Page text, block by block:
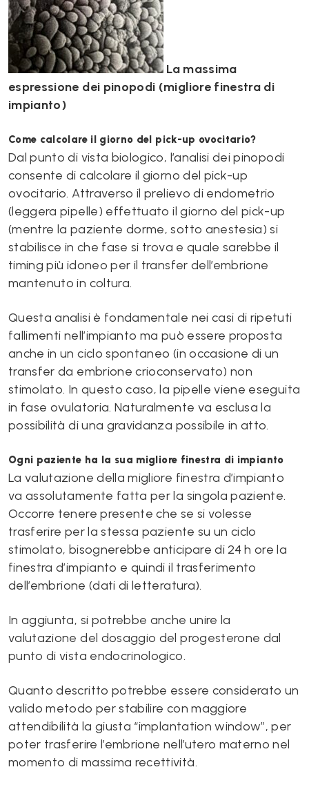
La massima
espressione dei pinopodi (migliore finestra di
impianto)
Come calcolare il giorno del pick-up ovocitario?
Dal punto di vista biologico, l’analisi dei pinopodi
consente di calcolare il giorno del pick-up
ovocitario. Attraverso il prelievo di endometrio
(leggera pipelle) effettuato il giorno del pick-up
(mentre la paziente dorme, sotto anestesia) si
stabilisce in che fase si trova e quale sarebbe il
timing più idoneo per il transfer dell’embrione
mantenuto in coltura.
Questa analisi è fondamentale nei casi di ripetuti
fallimenti nell’impianto ma può essere proposta
anche in un ciclo spontaneo (in occasione di un
transfer da embrione crioconservato) non
stimolato. In questo caso, la pipelle viene eseguita
in fase ovulatoria. Naturalmente va esclusa la
possibilità di una gravidanza possibile in atto.
Ogni paziente ha la sua migliore finestra di impianto
La valutazione della migliore finestra d’impianto
va assolutamente fatta per la singola paziente.
Occorre tenere presente che se si volesse
trasferire per la stessa paziente su un ciclo
stimolato, bisognerebbe anticipare di 24 h ore la
finestra d’impianto e quindi il trasferimento
dell’embrione (dati di letteratura).
In aggiunta, si potrebbe anche unire la
valutazione del dosaggio del progesterone dal
punto di vista endocrinologico.
Quanto descritto potrebbe essere considerato un
valido metodo per stabilire con maggiore
attendibilità la giusta “implantation window”, per
poter trasferire l’embrione nell’utero materno nel
momento di massima recettività.